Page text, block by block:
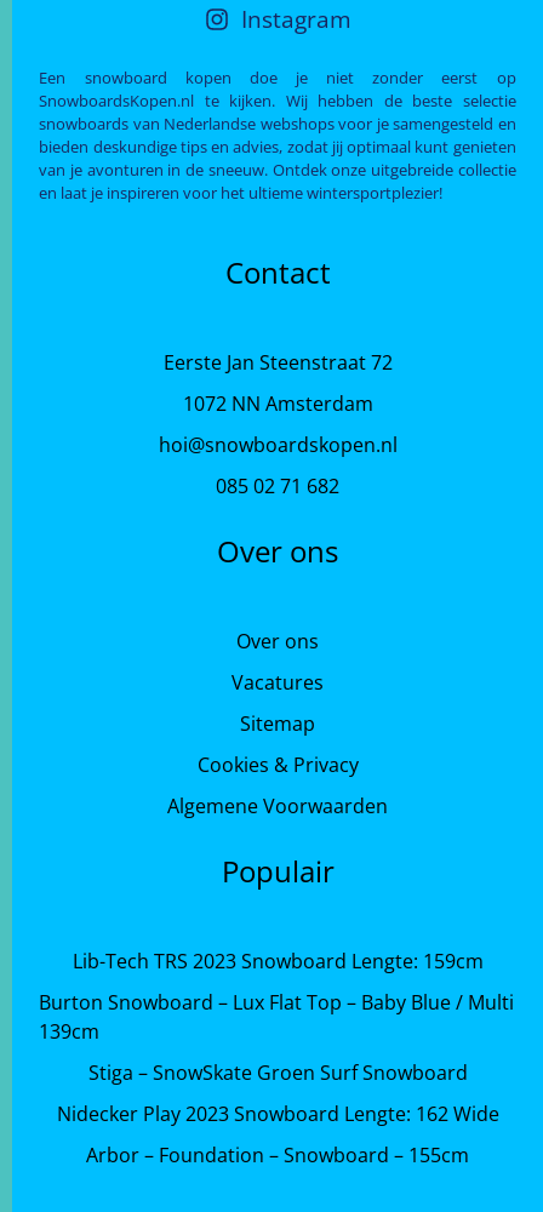
Instagram
Een snowboard kopen doe je niet zonder eerst op
SnowboardsKopen.nl te kijken. Wij hebben de beste selectie
snowboards van Nederlandse webshops voor je samengesteld en
bieden deskundige tips en advies, zodat jij optimaal kunt genieten
van je avonturen in de sneeuw. Ontdek onze uitgebreide collectie
en laat je inspireren voor het ultieme wintersportplezier!
Contact
Eerste Jan Steenstraat 72
1072 NN Amsterdam
hoi@snowboardskopen.nl
085 02 71 682
Over ons
Over ons
Vacatures
Sitemap
Cookies & Privacy
Algemene Voorwaarden
Populair
Lib-Tech TRS 2023 Snowboard Lengte: 159cm
Burton Snowboard – Lux Flat Top – Baby Blue / Multi
139cm
Stiga – SnowSkate Groen Surf Snowboard
Nidecker Play 2023 Snowboard Lengte: 162 Wide
Arbor – Foundation – Snowboard – 155cm